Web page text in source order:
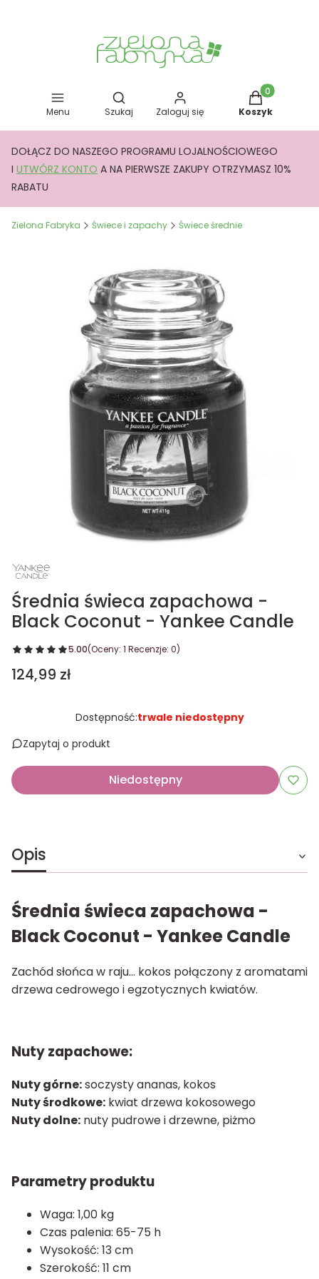
Menu
Otwórz wyszukiwarkę
Szukaj Zaloguj się
Produkty w
Koszyk
DOŁĄCZ DO NASZEGO PROGRAMU LOJALNOŚCIOWEGO
I UTWÓRZ KONTO A NA PIERWSZE ZAKUPY OTRZYMASZ 10%
RABATU
Zielona Fabryka Świece i zapachy Świece średnie
Średnia świeca zapachowa -
Black Coconut - Yankee Candle
5.00(Oceny: 1 Recenzje: 0)
Cena
124,99 zł
Dostępność:trwale niedostępny
Zapytaj o produkt
Niedostępny
Opis
Średnia świeca zapachowa -
Black Coconut - Yankee Candle
Zachód słońca w raju… kokos połączony z aromatami
drzewa cedrowego i egzotycznych kwiatów.
Nuty zapachowe:
Nuty górne:soczysty ananas, kokos
Nuty środkowe: kwiat drzewa kokosowego
Nuty dolne: nuty pudrowe i drzewne, piżmo
Parametry produktu
Waga: 1,00 kg
Czas palenia: 65-75 h
Wysokość: 13 cm
Szerokość: 11 cm